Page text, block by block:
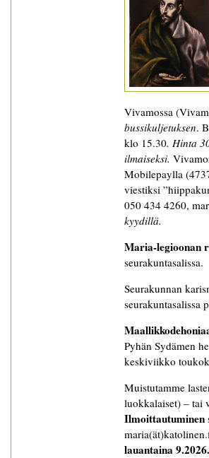
Vivamossa
bussikuljetuksen.
klo 15.30. Hinta
ilmaiseksi.
Mobilepaylla
viestiksi
050 434 4260,
kyydillä.
Maria-legioonan
seurakuntasalissa.
Seurakunnan
seurakuntasalissa
Pyhän Sydämen
keskiviikko
Muistutamme
luokkalaiset) – tai
Ilmoittautuminen
lauantaina9.2026.